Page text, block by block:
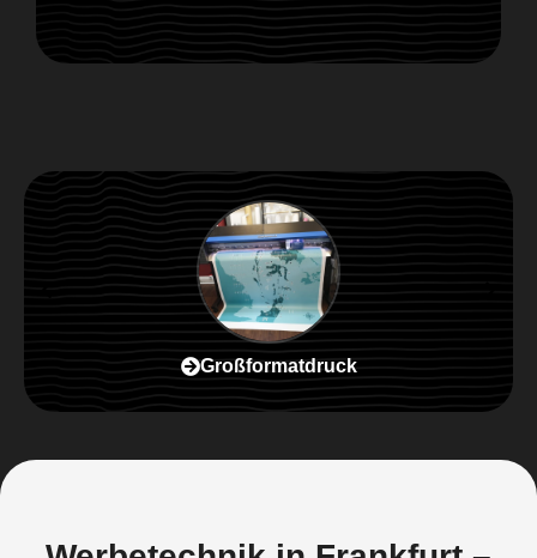
Großformatdruck